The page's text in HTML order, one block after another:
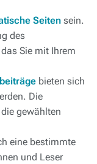
Seiten sein.
des
Sie mit Ihrem
bieten sich
Die
gewählten
eine bestimmte
und Leser